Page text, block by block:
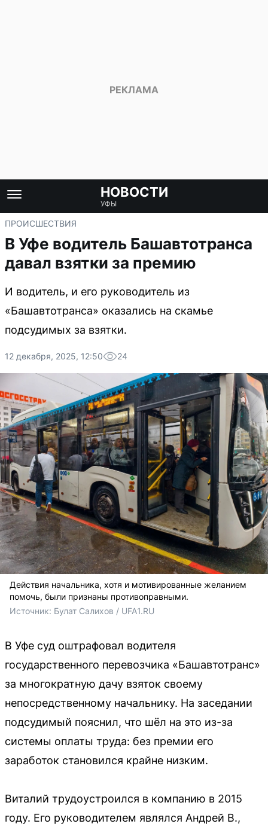
НОВОСТИ
УФЫ
ПРОИСШЕСТВИЯ
В Уфе водитель Башавтотранса
давал взятки за премию
И водитель, и его руководитель из
«Башавтотранса» оказались на скамье
подсудимых за взятки.
12 декабря, 2025, 12:50 24
Действия начальника, хотя и мотивированные желанием
помочь, были признаны противоправными.
Источник: Булат Салихов / UFA1.RU
В Уфе суд оштрафовал водителя
государственного перевозчика «Башавтотранс»
за многократную дачу взяток своему
непосредственному начальнику. На заседании
подсудимый пояснил, что шёл на это из-за
системы оплаты труда: без премии его
заработок становился крайне низким.
Виталий трудоустроился в компанию в 2015
году. Его руководителем являлся Андрей В.,